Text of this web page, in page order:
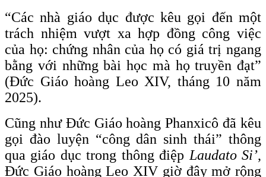
“Các nhà giáo dục được kêu gọi đến một
trách nhiệm vượt xa hợp đồng công việc
của họ: chứng nhân của họ có giá trị ngang
bằng với những bài học mà họ truyền đạt”
(Đức Giáo hoàng Leo XIV, tháng 10 năm
2025).
Cũng như Đức Giáo hoàng Phanxicô đã kêu
gọi đào luyện “công dân sinh thái” thông
qua giáo dục trong thông điệp Laudato Si’,
Đức Giáo hoàng Leo XIV giờ đây mở rộng